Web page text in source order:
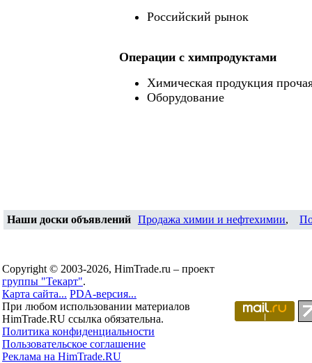
Российский рынок
Операции c химпродуктами
Химическая продукция
Оборудование
Наши доски объявлений Продажа химии и нефтехимии,
Copyright © 2003-2026, HimTrade.ru – проект
группы "Текарт".
Карта сайта... PDA-версия...
При любом использовании материалов
HimTrade.RU ссылка обязательна.
Политика конфиденциальности
Пользовательское соглашение
Реклама на HimTrade.RU